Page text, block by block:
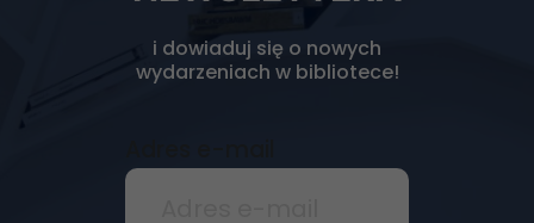
i dowiaduj się o nowych
wydarzeniach w bibliotece!